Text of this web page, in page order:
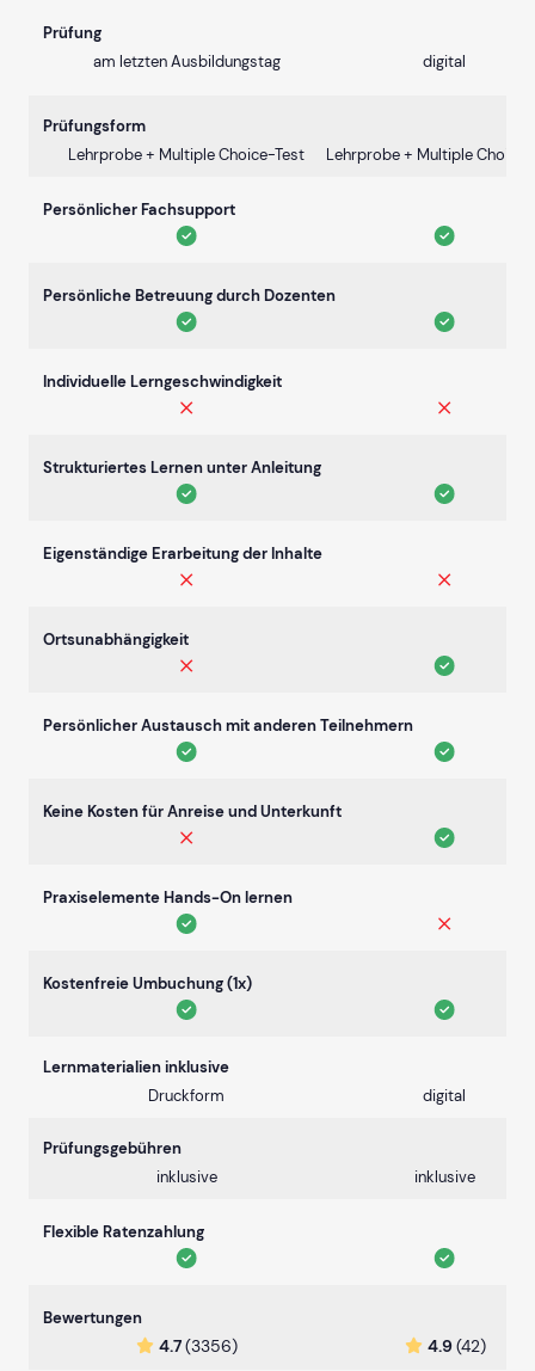
Prüfung
am letzten Ausbildungstag
digital
Prüfungsform
Lehrprobe + Multiple Choice-Test
Lehrprobe + Multiple
Persönlicher Fachsupport
Persönliche Betreuung durch Dozenten
Individuelle Lerngeschwindigkeit
Strukturiertes Lernen unter Anleitung
Eigenständige Erarbeitung der Inhalte
Ortsunabhängigkeit
Persönlicher Austausch mit anderen Teilnehmern
Keine Kosten für Anreise und Unterkunft
Praxiselemente Hands-On lernen
Kostenfreie Umbuchung (1x)
Lernmaterialien inklusive
Druckform
digital
Prüfungsgebühren
inklusive
inklusive
Flexible Ratenzahlung
Bewertungen
4.7(3356) 4.9(42)